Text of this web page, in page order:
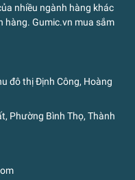
nhiều ngành hàng khác
hàng. Gumic.vn mua sắm
đô thị Định Công, Hoàng
Phường Bình Thọ, Thành